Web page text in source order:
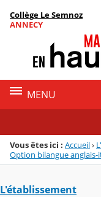
Menu de la rubrique
Contenu
Collège Le Semnoz
ANNECY
MENU
Vous êtes ici : Accueil›
Option bilangue anglais-
L'établissement